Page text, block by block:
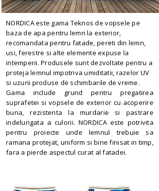
NORDICA este gama Teknos de vopsele pe
baza de apa pentru lemn la exterior,
recomandata pentru fatade, pereti din lemn,
usi, ferestre si alte elemente expuse la
intemperii. Produsele sunt dezvoltate pentru a
proteja lemnul impotriva umiditatii, razelor UV
si uzurii produse de schimbarile de vreme.
Gama include grund pentru pregatirea
suprafetei si vopsele de exterior cu acoperire
buna, rezistenta la murdarie si pastrare
indelungata a culorii. NORDICA este potrivita
pentru proiecte unde lemnul trebuie sa
ramana protejat, uniform si bine finisat in timp,
fara a pierde aspectul curat al fatadei.